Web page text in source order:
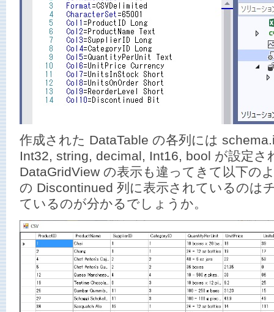
作成された DataTable の各列には
Int32, string, decimal, Int16, bool が設定さ
DataGridView の表示も違ってきて以下の
の Discontinued 列に表示されているのは
ているのが分かるでしょうか。